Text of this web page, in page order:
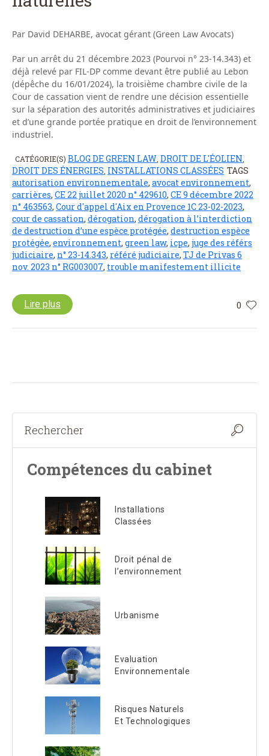
Par David DEHARBE, avocat gérant (Green Law Avocats)
Par un arrêt du 21 décembre 2023 (Pourvoi n° 23-14.343) et
déjà relevé par FIL-DP comme devant être publié au Lebon
(dépêche du 16/01/2024), la troisième chambre civile de la
Cour de cassation vient de rendre une décision essentielle
sur la séparation des autorités administratives et judiciaires
et d’une grande portée pratique en droit de l’environnement
industriel.
CATÉGORIE(S) BLOG DE GREEN LAW DROIT DE L'ÉOLIEN
DROIT DES ÉNERGIES INSTALLATIONS CLASSÉES TAGS
autorisation environnementale, avocat environnement,
carrières, CE 22 juillet 2020 n° 429610, CE 9 décembre 2022
n° 463563, Cour d'appel d'Aix en Provence 1C 23-02-2023,
cour de cassation, dérogation, dérogation à l’interdiction
de destruction d’une espèce protégée, destruction espèce
protégée, environnement, green law, icpe, juge des référs
judiciaire, n° 23-14.343, référé judiciaire, TJ de Privas 6
nov. 2023 n° RG003007, trouble manifestement illicite
0
Lire plus
Compétences du cabinet
Installations
Classées
Droit pénal de
l’environnement
Urbanisme
Evaluation
Environnementale
Risques Naturels
Et Technologiques